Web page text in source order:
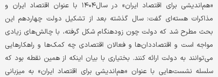
«هم‌اندیشی برای اقتصاد ایران» در سال۱۴۰۴ با عنوان اقتصاد ایران و
مذاکرات هسته‌ای گفت: سال گذشته بعد از تشکیل دولت چهاردهم این
بحث مطرح شد که دولت چون زودهنگام شکل گرفته، با چالش‌های زیادی
مواجه است و اقتصاددان‌ها و فعالان اقتصادی چه کمک‌ها و راهکارهایی
می‌توانند به دولت ارائه کنند. بختیاری با بیان اینکه از همین نقطه بود که
سلسله نشست‌هایی با عنوان «هم‌اندیشی برای اقتصاد ایران» به میزبانی